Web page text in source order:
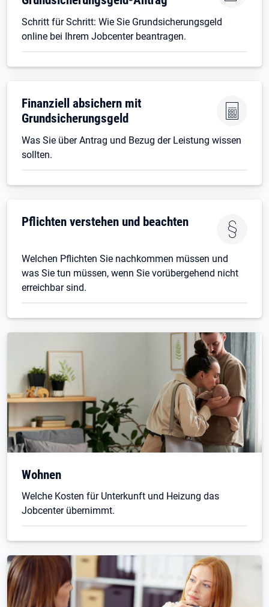
Schritt für Schritt: Wie Sie Grundsicherungsgeld
online bei Ihrem Jobcenter beantragen.
Finanziell absichern mit
Grundsicherungsgeld
Was Sie über Antrag und Bezug der Leistung wissen
sollten.
Pflichten verstehen und beachten
Welchen Pflichten Sie nachkommen müssen und
was Sie tun müssen, wenn Sie vorübergehend nicht
erreichbar sind.
Wohnen
Welche Kosten für Unterkunft und Heizung das
Jobcenter übernimmt.